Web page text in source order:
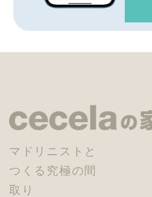
マドリニストと
つくる究極の間
取り